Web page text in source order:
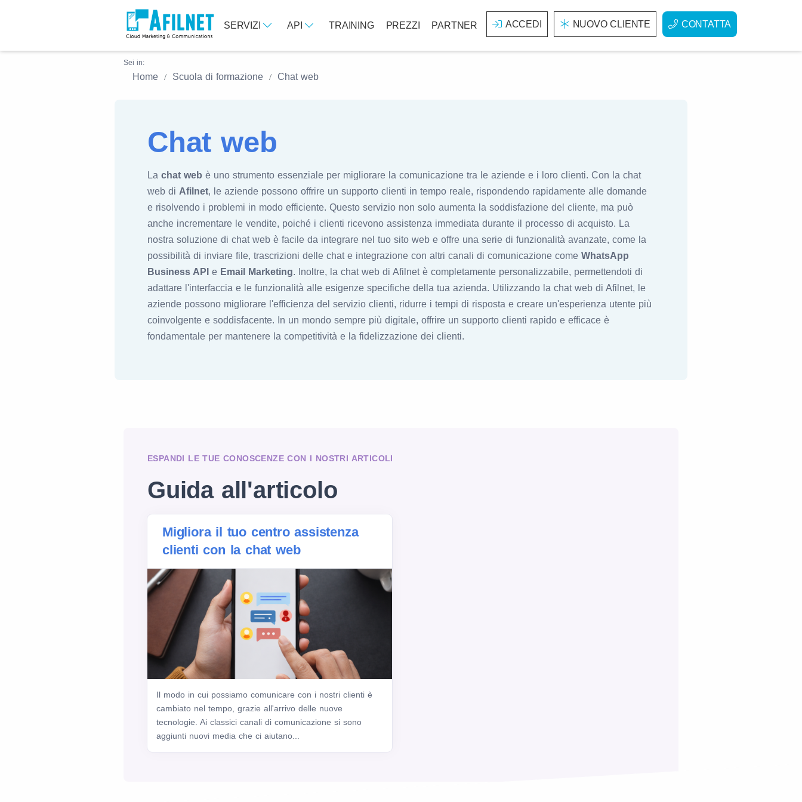
SERVIZI API TRAINING PREZZI PARTNER ACCEDI NUOVO CLIENTE CONTATTA
Sei in:
Home Scuola di formazione Chat web
Chat web
La chat web è uno strumento essenziale per migliorare la comunicazione tra le aziende e i loro clienti. Con la chat
web di Afilnet, le aziende possono offrire un supporto clienti in tempo reale, rispondendo rapidamente alle domande
e risolvendo i problemi in modo efficiente. Questo servizio non solo aumenta la soddisfazione del cliente, ma può
anche incrementare le vendite, poiché i clienti ricevono assistenza immediata durante il processo di acquisto. La
nostra soluzione di chat web è facile da integrare nel tuo sito web e offre una serie di funzionalità avanzate, come la
possibilità di inviare file, trascrizioni delle chat e integrazione con altri canali di comunicazione come WhatsApp
Business API e Email Marketing. Inoltre, la chat web di Afilnet è completamente personalizzabile, permettendoti di
adattare l'interfaccia e le funzionalità alle esigenze specifiche della tua azienda. Utilizzando la chat web di Afilnet, le
aziende possono migliorare l'efficienza del servizio clienti, ridurre i tempi di risposta e creare un'esperienza utente più
coinvolgente e soddisfacente. In un mondo sempre più digitale, offrire un supporto clienti rapido e efficace è
fondamentale per mantenere la competitività e la fidelizzazione dei clienti.
ESPANDI LE TUE CONOSCENZE CON I NOSTRI ARTICOLI
Guida all'articolo
Migliora il tuo centro assistenza
clienti con la chat web
Il modo in cui possiamo comunicare con i nostri clienti è
cambiato nel tempo, grazie all'arrivo delle nuove
tecnologie. Ai classici canali di comunicazione si sono
aggiunti nuovi media che ci aiutano...